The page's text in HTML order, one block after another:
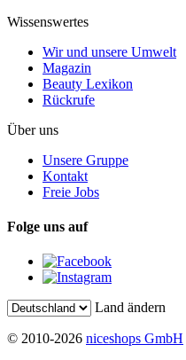
Wissenswertes
Wir und unsere Umwelt
Magazin
Beauty Lexikon
Rückrufe
Über uns
Unsere Gruppe
Kontakt
Freie Jobs
Folge uns auf
Land ändern
© 2010-2026 niceshops GmbH